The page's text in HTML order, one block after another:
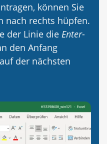
können Sie
nach rechts hüpfen.
der Linie die Enter-
den Anfang
der nächsten